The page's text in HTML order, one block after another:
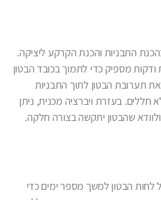
התבניות והכנת הקרקע ליציקה.
ודקות מספיק כדי לתמוך בכובד הבטון
תערובת הבטון לתוך התבניות
חללים. בעזרת ויברציה מכנית, ניתן
ולוודא שהבטון יתקשה בצורה חלקה.
לחות הבטון למשך מספר ימים כדי